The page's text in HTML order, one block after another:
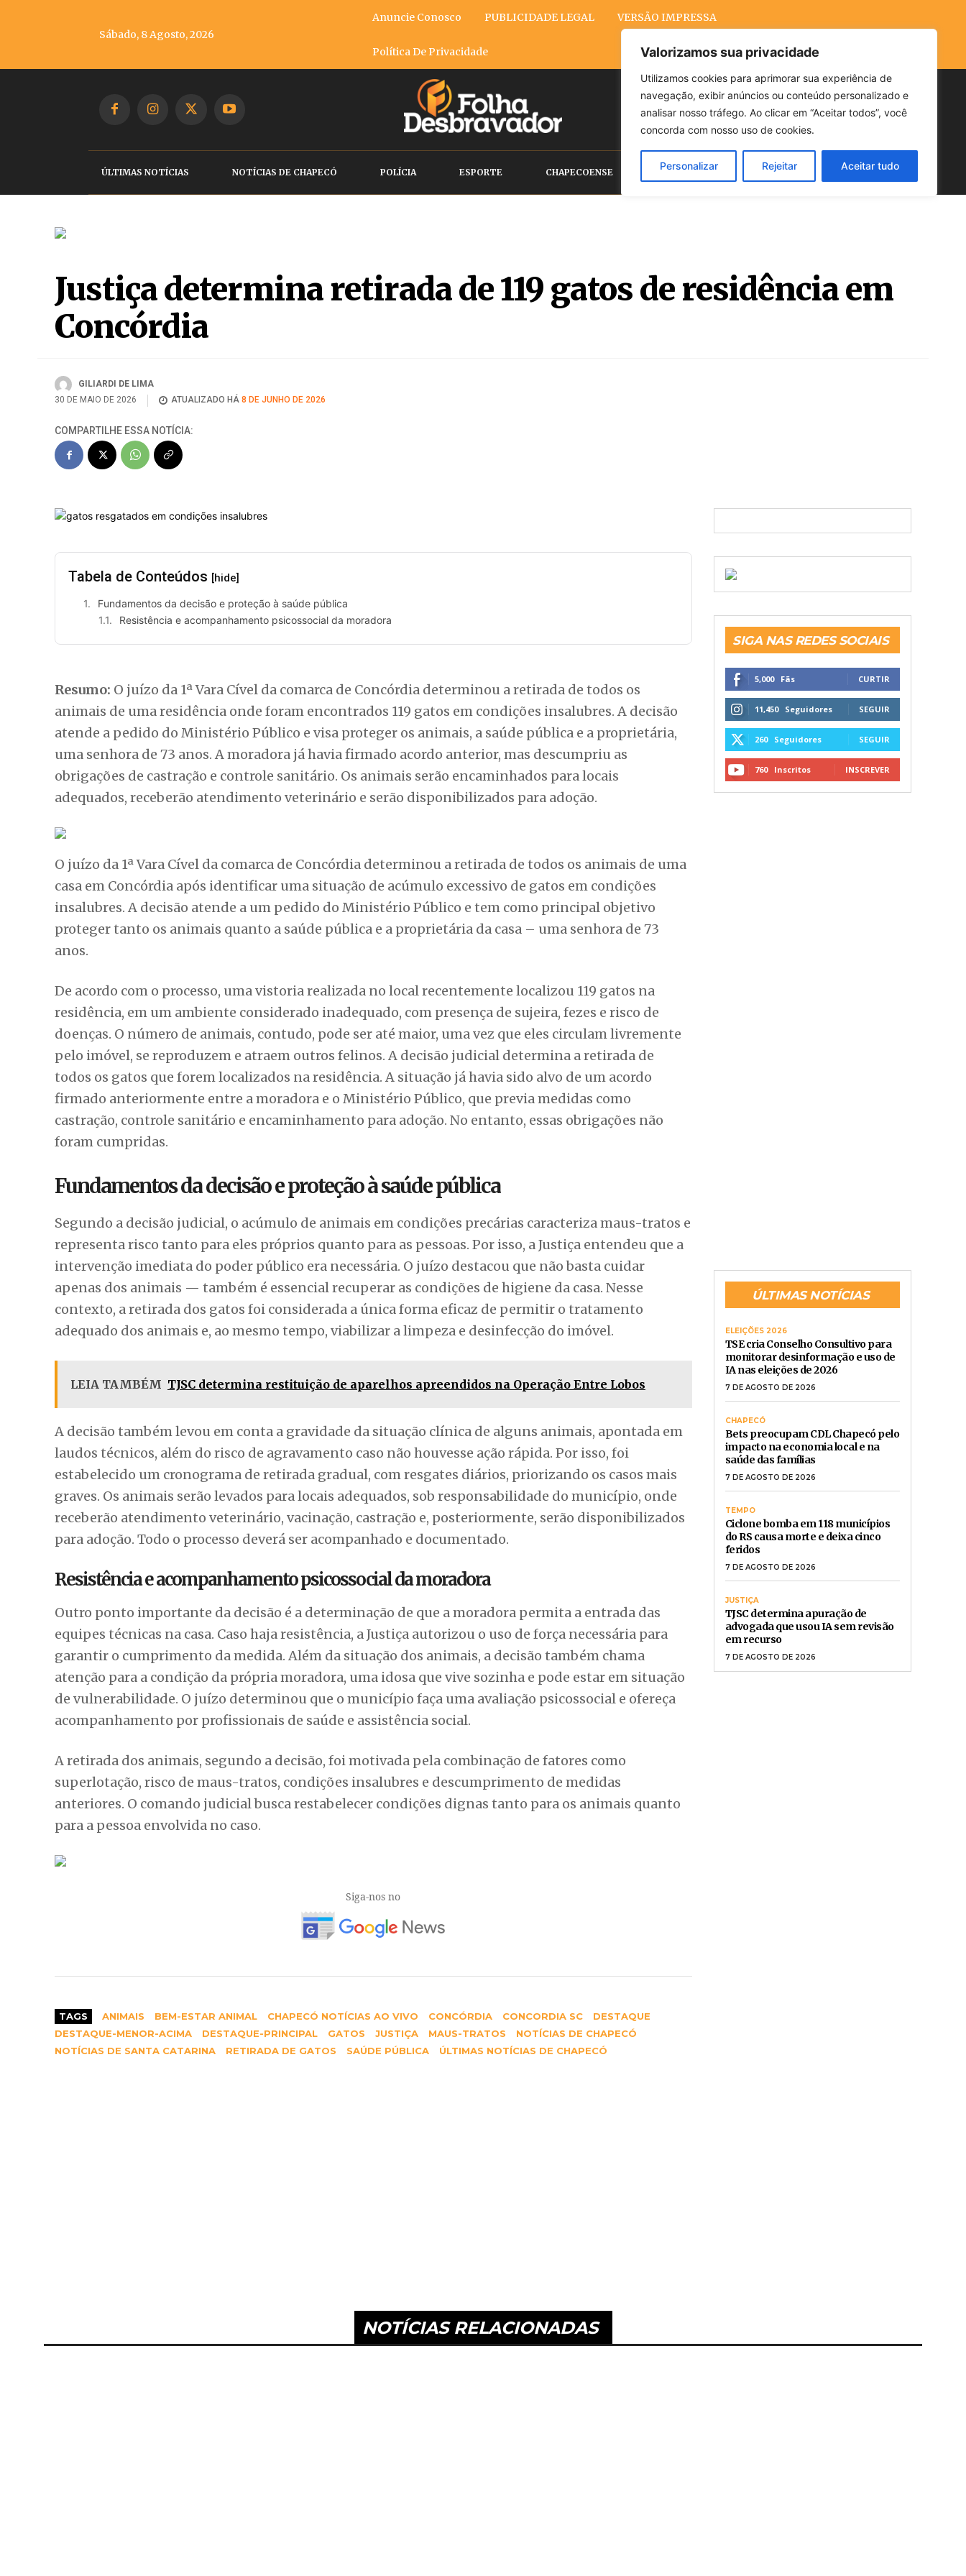
Valorizamos sua privacidade
Utilizamos cookies para aprimorar sua experiência de
navegação, exibir anúncios ou conteúdo personalizado e
analisar nosso tráfego. Ao clicar em “Aceitar todos”, você
concorda com nosso uso de cookies.
Personalizar Rejeitar Aceitar tudo
Sábado, 8 Agosto, 2026
Anuncie Conosco PUBLICIDADE LEGAL VERSÃO IMPRESSA
Política De Privacidade
Buscar
ÚLTIMAS NOTÍCIAS NOTÍCIAS DE CHAPECÓ POLÍCIA ESPORTE CHAPECOENSE POLÍTICA CLIMA ECONOMIA
Justiça determina retirada de 119 gatos de residência em
Concórdia
GILIARDI DE LIMA
30 DE MAIO DE 2026
ATUALIZADO HÁ 8 DE JUNHO DE 2026
COMPARTILHE ESSA NOTÍCIA:
Tabela de Conteúdos [hide]
Fundamentos da decisão e proteção à saúde pública
Resistência e acompanhamento psicossocial da moradora
Resumo: O juízo da 1ª Vara Cível da comarca de Concórdia determinou a retirada de todos os
animais de uma residência onde foram encontrados 119 gatos em condições insalubres. A decisão
atende a pedido do Ministério Público e visa proteger os animais, a saúde pública e a proprietária,
uma senhora de 73 anos. A moradora já havia firmado acordo anterior, mas descumpriu as
obrigações de castração e controle sanitário. Os animais serão encaminhados para locais
adequados, receberão atendimento veterinário e serão disponibilizados para adoção.
O juízo da 1ª Vara Cível da comarca de Concórdia determinou a retirada de todos os animais de uma
casa em Concórdia após identificar uma situação de acúmulo excessivo de gatos em condições
insalubres. A decisão atende a um pedido do Ministério Público e tem como principal objetivo
proteger tanto os animais quanto a saúde pública e a proprietária da casa – uma senhora de 73
anos.
De acordo com o processo, uma vistoria realizada no local recentemente localizou 119 gatos na
residência, em um ambiente considerado inadequado, com presença de sujeira, fezes e risco de
doenças. O número de animais, contudo, pode ser até maior, uma vez que eles circulam livremente
pelo imóvel, se reproduzem e atraem outros felinos. A decisão judicial determina a retirada de
todos os gatos que forem localizados na residência. A situação já havia sido alvo de um acordo
firmado anteriormente entre a moradora e o Ministério Público, que previa medidas como
castração, controle sanitário e encaminhamento para adoção. No entanto, essas obrigações não
foram cumpridas.
Fundamentos da decisão e proteção à saúde pública
Segundo a decisão judicial, o acúmulo de animais em condições precárias caracteriza maus-tratos e
representa risco tanto para eles próprios quanto para as pessoas. Por isso, a Justiça entendeu que a
intervenção imediata do poder público era necessária. O juízo destacou que não basta cuidar
apenas dos animais — também é essencial recuperar as condições de higiene da casa. Nesse
contexto, a retirada dos gatos foi considerada a única forma eficaz de permitir o tratamento
adequado dos animais e, ao mesmo tempo, viabilizar a limpeza e desinfecção do imóvel.
LEIA TAMBÉM TJSC determina restituição de aparelhos apreendidos na Operação Entre Lobos
A decisão também levou em conta a gravidade da situação clínica de alguns animais, apontada em
laudos técnicos, além do risco de agravamento caso não houvesse ação rápida. Por isso, foi
estabelecido um cronograma de retirada gradual, com resgates diários, priorizando os casos mais
graves. Os animais serão levados para locais adequados, sob responsabilidade do município, onde
receberão atendimento veterinário, vacinação, castração e, posteriormente, serão disponibilizados
para adoção. Todo o processo deverá ser acompanhado e documentado.
Resistência e acompanhamento psicossocial da moradora
Outro ponto importante da decisão é a determinação de que a moradora permita a entrada das
equipes técnicas na casa. Caso haja resistência, a Justiça autorizou o uso de força necessária para
garantir o cumprimento da medida. Além da situação dos animais, a decisão também chama
atenção para a condição da própria moradora, uma idosa que vive sozinha e pode estar em situação
de vulnerabilidade. O juízo determinou que o município faça uma avaliação psicossocial e ofereça
acompanhamento por profissionais de saúde e assistência social.
A retirada dos animais, segundo a decisão, foi motivada pela combinação de fatores como
superlotação, risco de maus-tratos, condições insalubres e descumprimento de medidas
anteriores. O comando judicial busca restabelecer condições dignas tanto para os animais quanto
para a pessoa envolvida no caso.
Siga-nos no
TAGS ANIMAIS BEM-ESTAR ANIMAL CHAPECÓ NOTÍCIAS AO VIVO CONCÓRDIA CONCORDIA SC
DESTAQUE
DESTAQUE-MENOR-ACIMA
DESTAQUE-PRINCIPAL GATOS JUSTIÇA MAUS-TRATOS
NOTÍCIAS DE CHAPECÓ
NOTÍCIAS DE SANTA CATARINA
RETIRADA DE GATOS SAÚDE PÚBLICA ÚLTIMAS NOTÍCIAS DE CHAPECÓ
SIGA NAS REDES SOCIAIS
5,000 Fãs CURTIR
11,450 Seguidores SEGUIR
260 Seguidores SEGUIR
760 Inscritos INSCREVER
ÚLTIMAS NOTÍCIAS
ELEIÇÕES 2026
TSE cria Conselho Consultivo para
monitorar desinformação e uso de
IA nas eleições de 2026
7 DE AGOSTO DE 2026
CHAPECÓ
Bets preocupam CDL Chapecó pelo
impacto na economia local e na
saúde das famílias
7 DE AGOSTO DE 2026
TEMPO
Ciclone bomba em 118 municípios
do RS causa morte e deixa cinco
feridos
7 DE AGOSTO DE 2026
JUSTIÇA
TJSC determina apuração de
advogada que usou IA sem revisão
em recurso
7 DE AGOSTO DE 2026
NOTÍCIAS RELACIONADAS